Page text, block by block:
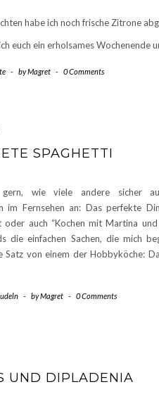
habe ich noch frische Zitrone
euch ein erholsames Wochenende
- byMagret - 0 Comments
SPAGHETTI
wie viele andere sicher
im Fernsehen an: Das perfekte
oder auch “Kochen mit Martina
die einfachen Sachen, die mich
Satz von einem der Hobbyköche:
- byMagret - 0 Comments
UND DIPLADENIA